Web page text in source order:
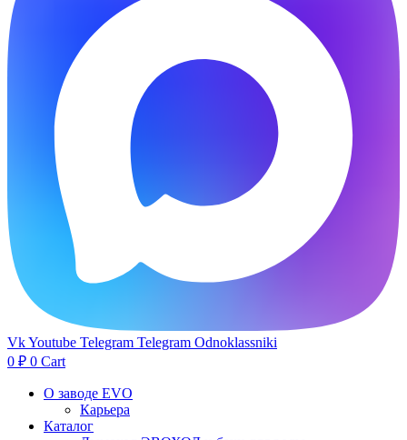
VkYoutube Telegram Telegram Odnoklassniki
0 ₽ 0 Cart
О заводе EVO
Карьера
Каталог